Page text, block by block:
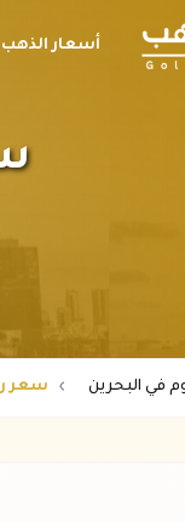
أسعار
في البحرين سعر ربع